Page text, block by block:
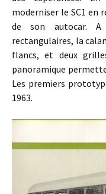
moderniser le SC1 en
de son autocar. A
rectangulaires, la
flancs, et deux
panoramique
Les premiers
1963.